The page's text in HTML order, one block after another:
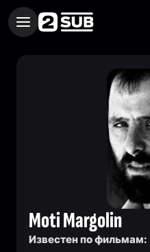
Moti Margolin
Известен по фильмам: